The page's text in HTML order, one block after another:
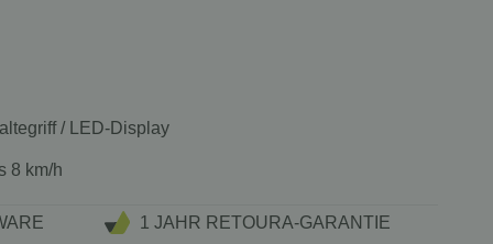
/ LED-Display
8 km/h
1 JAHR RETOURA-GARANTIE